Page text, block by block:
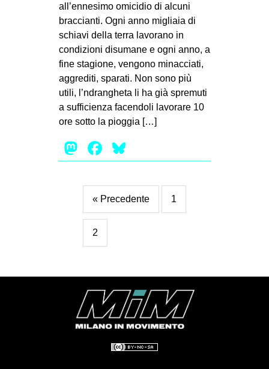
SEARCH
all’ennesimo omicidio di alcuni
braccianti. Ogni anno migliaia di
schiavi della terra lavorano in
condizioni disumane e ogni anno, a
fine stagione, vengono minacciati,
aggrediti, sparati. Non sono più
utili, l’ndrangheta li ha già spremuti
a sufficienza facendoli lavorare 10
ore sotto la pioggia […]
Mastodon
Facebook
« Precedente 1
2